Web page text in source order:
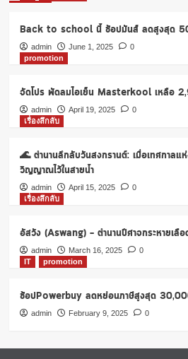
พร้อม
ห้อง
พัก
ภูเก็ต
โม
ชั่น
โค
วิด
ที่
เพนกวิน
อีท
Back to school นี้ ช้อปมันส์ ลดสูงสุด
admin June 1, 2025
0
promotion
จัดโปร พัดลมไอเย็น Masterkool เหลือ
admin April 19, 2025
0
เรื่องลึกลับ
🌊 ตำนานลึกลับวันสงกรานต์: เมื่อเทศกาลแ
วิญญาณไว้ในสายน้ำ
admin April 15, 2025
0
เรื่องลึกลับ
อัสวัง (Aswang) – ตำนานปีศาจกระหายเลื
admin March 16, 2025
0
IT
promotion
ช้อปPowerbuy ลดหย่อนภาษีสูงสุด
admin February 9, 2025 0